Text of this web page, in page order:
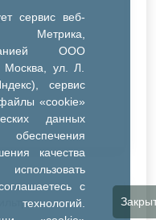
сервис веб-
Метрика,
ООО
ул. Л.
сервис
«cookie»
данных
качества
с